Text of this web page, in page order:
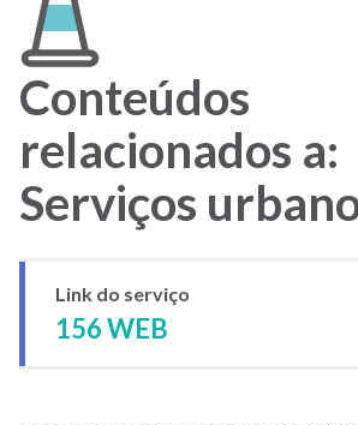
Conteúdos
relacionados a:
Serviços
Link do serviço
156 WEB